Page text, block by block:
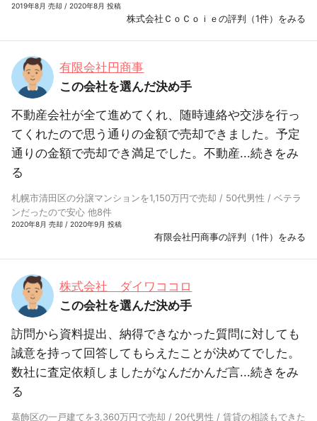
2019年8月 売却 / 2020年8月 投稿
株式会社ＣｏＣｏｉｅの評判（1件）をみる
有限会社円商事
この会社を選んだ決め手
不動産会社が全て進めてくれ、随時連絡や交渉を行っ
てくれたので思う通りの金額で売却できました。予定
通りの金額で売却でき満足でした。不動産...続きをみ
る
札幌市清田区の分譲マンションを1,150万円で売却 / 50代男性 / ベテラ
ンだったので安心 他8件
2020年8月 売却 / 2020年9月 投稿
有限会社円商事の評判（1件）をみる
株式会社 ダイワココロ
この会社を選んだ決め手
訪問から資料提出、納得できなかった質問に対しても
誠意を持って回答してもらえたことが決めてでした。
数社に査定依頼しましたがなんだかんだ言...続きをみ
る
葛飾区の一戸建てを3,360万円で売却 / 20代男性 / 賃貸の相談もできた